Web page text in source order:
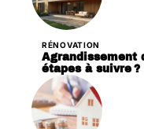
RÉNOVATION
Agrandissement
étapes à suivre ?